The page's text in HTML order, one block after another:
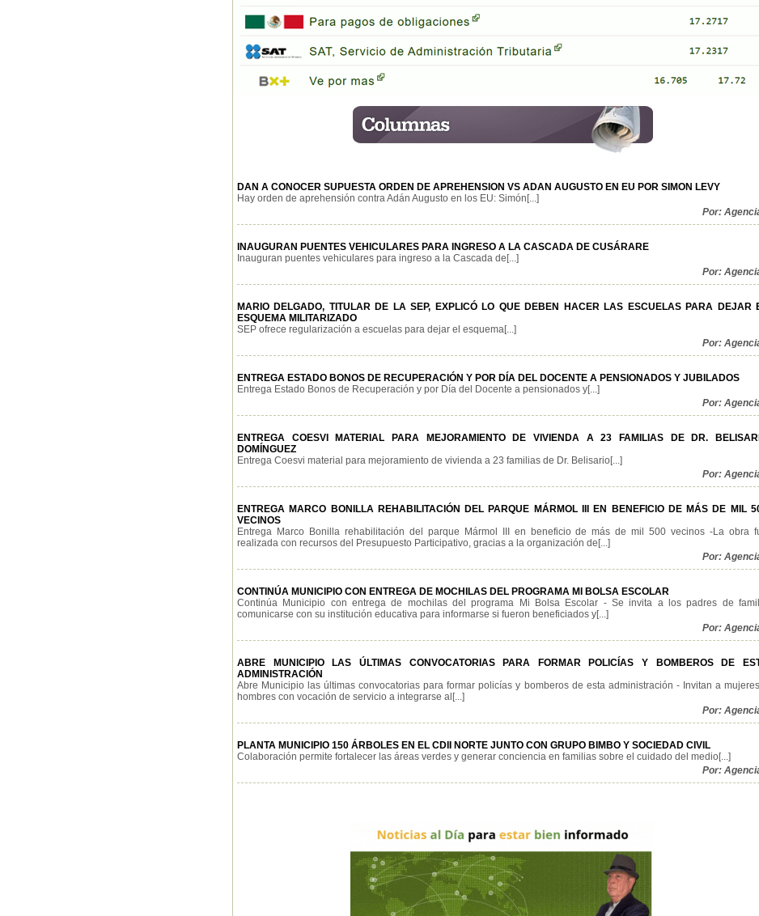
DAN A CONOCER SUPUESTA ORDEN DE APREHENSION VS ADAN AUGUSTO EN EU POR SIMON LEVY
Hay orden de aprehensión contra Adán Augusto en los EU: Simón[...]
Por:
INAUGURAN PUENTES VEHICULARES PARA INGRESO A LA CASCADA DE CUSÁRARE
Inauguran puentes vehiculares para ingreso a la Cascada de[...]
Por:
MARIO DELGADO, TITULAR DE LA SEP, EXPLICÓ LO QUE DEBEN HACER LAS ESCUELAS PARA DEJAR
ESQUEMA MILITARIZADO
SEP ofrece regularización a escuelas para dejar el esquema[...]
Por:
ENTREGA ESTADO BONOS DE RECUPERACIÓN Y POR DÍA DEL DOCENTE A PENSIONADOS Y JUBILADOS
Entrega Estado Bonos de Recuperación y por Día del Docente a pensionados y[...]
Por:
ENTREGA COESVI MATERIAL PARA MEJORAMIENTO DE VIVIENDA A 23 FAMILIAS DE DR.
DOMÍNGUEZ
Entrega Coesvi material para mejoramiento de vivienda a 23 familias de Dr. Belisario[...]
Por:
ENTREGA MARCO BONILLA REHABILITACIÓN DEL PARQUE MÁRMOL III EN BENEFICIO DE MÁS DE MIL
VECINOS
Entrega Marco Bonilla rehabilitación del parque Mármol III en beneficio de más de mil 500 vecinos -La obra
realizada con recursos del Presupuesto Participativo, gracias a la organización de[...]
Por:
CONTINÚA MUNICIPIO CON ENTREGA DE MOCHILAS DEL PROGRAMA MI BOLSA ESCOLAR
Continúa Municipio con entrega de mochilas del programa Mi Bolsa Escolar - Se invita a los padres de
comunicarse con su institución educativa para informarse si fueron beneficiados y[...]
Por:
ABRE MUNICIPIO LAS ÚLTIMAS CONVOCATORIAS PARA FORMAR POLICÍAS Y BOMBEROS DE
ADMINISTRACIÓN
Abre Municipio las últimas convocatorias para formar policías y bomberos de esta administración - Invitan a
hombres con vocación de servicio a integrarse al[...]
Por:
PLANTA MUNICIPIO 150 ÁRBOLES EN EL CDII NORTE JUNTO CON GRUPO BIMBO Y SOCIEDAD CIVIL
Colaboración permite fortalecer las áreas verdes y generar conciencia en familias sobre el cuidado del medio[...]
Por: